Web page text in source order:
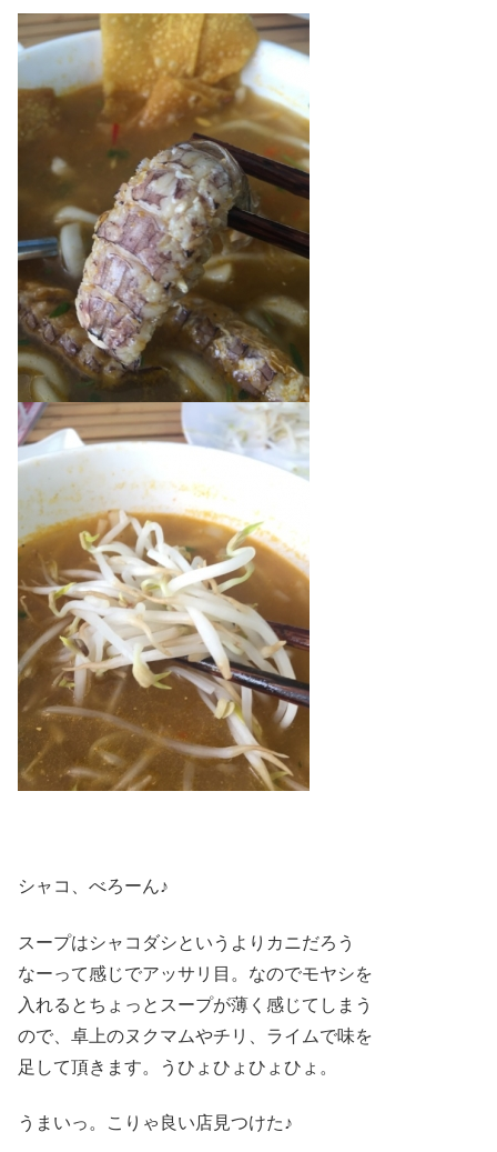
シャコ、べろーん♪
スープはシャコダシというよりカニだろう
なーって感じでアッサリ目。なのでモヤシを
入れるとちょっとスープが薄く感じてしまう
ので、卓上のヌクマムやチリ、ライムで味を
足して頂きます。うひょひょひょひょ。
うまいっ。こりゃ良い店見つけた♪